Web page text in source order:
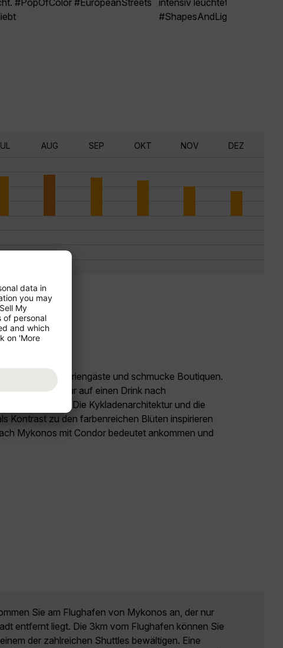
#PopOfColor #EuropeanStreets
intensiv leuchtet.
#ShapesAndLight
AUG SEP OKT NOV DEZ
glückliche Feriengäste und schmucke Boutiquen.
lockt nicht nur auf einen Drink nach
seine Gefilde. Die Kykladenarchitektur und die
Kontrast zu den farbenreichen Blüten inspirieren
Mykonos mit Condor bedeutet ankommen und
Sie am Flughafen von Mykonos an, der nur
entfernt liegt. Die 3km vom Flughafen können Sie
der zahlreichen Shuttles bewältigen. Eine